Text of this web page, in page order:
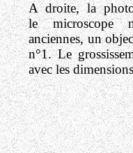
A droite, la
le microscope
anciennes, un
n°1. Le
avec les